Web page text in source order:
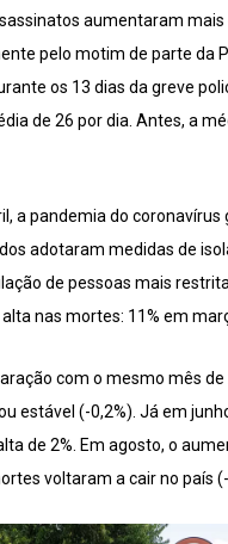
aumentaram mais
pelo motim de parte da
os 13 dias da greve
de 26 por dia. Antes, a
a pandemia do coronavírus
adotaram medidas de
de pessoas mais
nas mortes: 11% em
com o mesmo mês
estável (-0,2%). Já em
de 2%. Em agosto, o
voltaram a cair no país